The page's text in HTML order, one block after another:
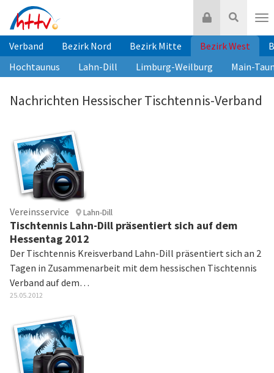
Inhalt
springen
Suche
Login
Verband Bezirk Nord Bezirk Mitte Bezirk West
Hochtaunus
Lahn-Dill Limburg-Weilburg Main-
Nachrichten Hessischer Tischtennis-Verband
Vereinsservice Lahn-Dill
Tischtennis Lahn-Dill präsentiert sich auf dem
Hessentag 2012
Der Tischtennis Kreisverband Lahn-Dill präsentiert sich an 2
Tagen in Zusammenarbeit mit dem hessischen Tischtennis
Verband auf dem…
25.05.2012